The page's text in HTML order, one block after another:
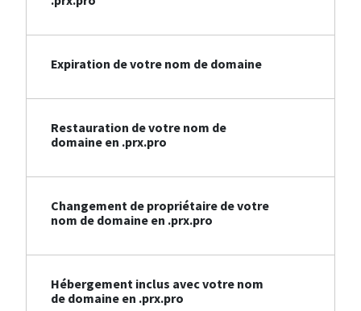
Expiration de votre nom de domaine
Restauration de votre nom de
domaine en .prx.pro
Changement de propriétaire de votre
nom de domaine en .prx.pro
Hébergement inclus avec votre nom
de domaine en .prx.pro